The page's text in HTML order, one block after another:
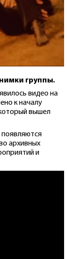
группы.
видео на
к началу
вышел
появляются
архивных
и